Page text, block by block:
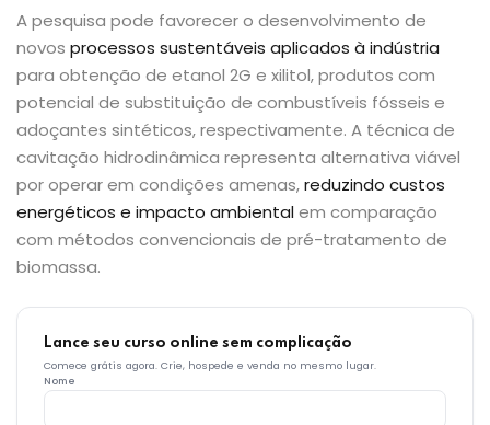
A pesquisa pode favorecer o desenvolvimento de
novos processos sustentáveis aplicados à indústria
para obtenção de etanol 2G e xilitol, produtos com
potencial de substituição de combustíveis fósseis e
adoçantes sintéticos, respectivamente. A técnica de
cavitação hidrodinâmica representa alternativa viável
por operar em condições amenas,reduzindo custos
energéticos e impacto ambientalem comparação
com métodos convencionais de pré-tratamento de
biomassa.
Lance seu curso online sem complicação
Comece grátis agora. Crie, hospede e venda no mesmo lugar.
Nome